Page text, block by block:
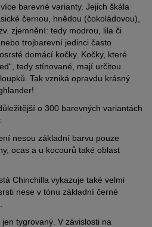
barevné varianty. Jejich škála
černou, hnědou (čokoládovou),
zjemnění: tedy modrou, lila či
trojbarevní jedinci často
domácí kočky. Kočky, které
tedy stínované, mají určitou
Tak vzniká opravdu krásný
o 300 barevných variantách
nesou základní barvu pouze
ocas a u kocourů také oblast
Chinchilla vykazuje také velmi
nese v tónu základní černé
jen tygrovaný. V závislosti na